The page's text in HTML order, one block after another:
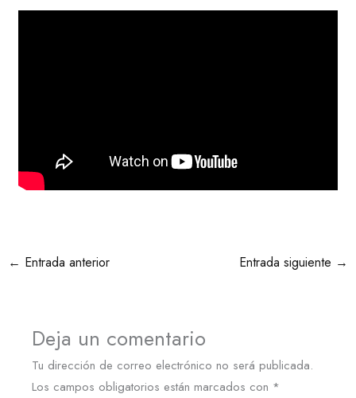
← Entrada anterior Entrada siguiente →
Deja un comentario
Tu dirección de correo electrónico no será publicada.
Los campos obligatorios están marcados con *